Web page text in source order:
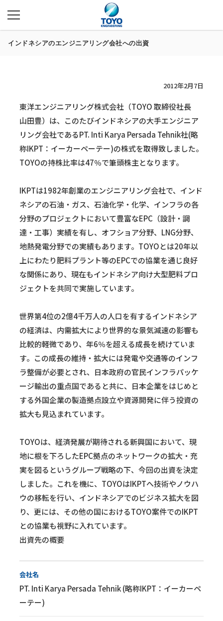
インドネシアのエンジニアリング会社への出資
2012年2月7日
東洋エンジニアリング株式会社（TOYO 取締役社長
山田豊）は、このたびインドネシアの大手エンジニア
リング会社であるPT. Inti Karya Persada Tehnik社(略
称IKPT：イーカーペーテー)の株式を取得致しました。
TOYOの持株比率は47％で筆頭株主となります。
IKPTは1982年創業のエンジニアリング会社で、インド
ネシアの石油・ガス、石油化学・化学、インフラの各
分野のプロジェクトにおいて豊富なEPC（設計・調
達・工事）実績を有し、オフショア分野、LNG分野、
地熱発電分野での実績もあります。TOYOとは20年以
上にわたり肥料プラント等のEPCでの協業を通じ良好
な関係にあり、現在もインドネシア向け大型肥料プロ
ジェクトを共同で実施しています。
世界第4位の2億4千万人の人口を有するインドネシア
の経済は、内需拡大により世界的な景気減速の影響も
比較的軽微であり、年6％を超える成長を続けていま
す。この成長の維持・拡大には発電や交通等のインフ
ラ整備が必要とされ、日本政府の官民インフラパッケ
ージ輸出の重点国であると共に、日本企業をはじめと
する外国企業の製造拠点設立や資源開発に伴う投資の
拡大も見込まれています。
TOYOは、経済発展が期待される新興国において、現
地に根を下ろしたEPC拠点のネットワークの拡大・充
実を図るというグループ戦略の下、今回の出資を決定
しました。これを機に、TOYOはIKPTへ技術やノウハ
ウの移転を行い、インドネシアでのビジネス拡大を図
り、更には、その他の国におけるTOYO案件でのIKPT
との協業も視野に入れています。
出資先の概要
会社名
PT. Inti Karya Persada Tehnik (略称IKPT：イーカーペ
ーテー)